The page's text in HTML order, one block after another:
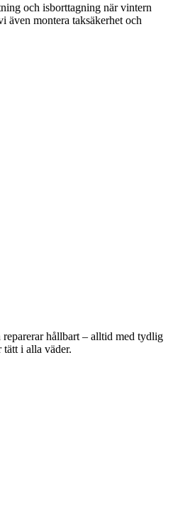
och isborttagning när vintern
även montera taksäkerhet och
hållbart – alltid med tydlig
i alla väder.